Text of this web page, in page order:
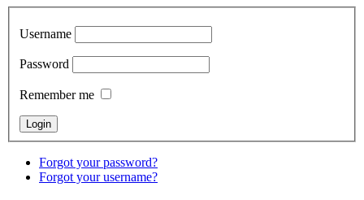
Username
Password
Remember me
Forgot your password?
Forgot your username?